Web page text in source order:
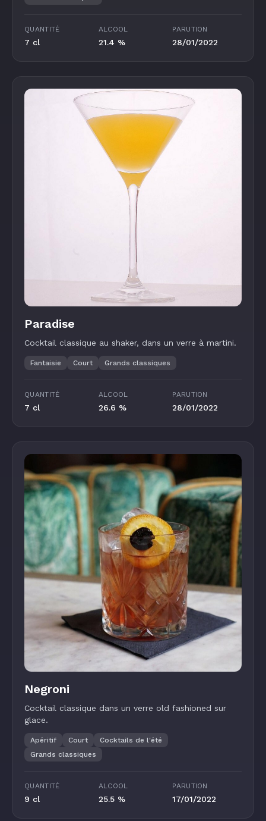
QUANTITÉ
7 cl
ALCOOL
21.4 %
PARUTION
28/01/2022
Paradise
Cocktail classique au shaker, dans un verre à martini.
Fantaisie Court Grands classiques
QUANTITÉ
7 cl
ALCOOL
26.6 %
PARUTION
28/01/2022
Negroni
Cocktail classique dans un verre old fashioned sur
glace.
Apéritif Court
Cocktails de l'été
Grands classiques
QUANTITÉ
9 cl
ALCOOL
25.5 %
PARUTION
17/01/2022